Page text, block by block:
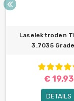
Laselektroden
3.7035
€ 19,93
DETAILS